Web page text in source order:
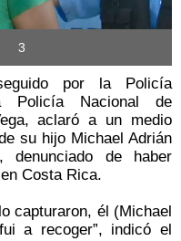
3
por la Policía
Policía Nacional de
aclaró a un medio
su hijo Michael Adrián
denunciado de haber
Costa Rica.
capturaron, él (Michael
a recoger”, indicó el